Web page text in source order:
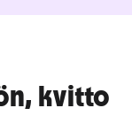
kvitto